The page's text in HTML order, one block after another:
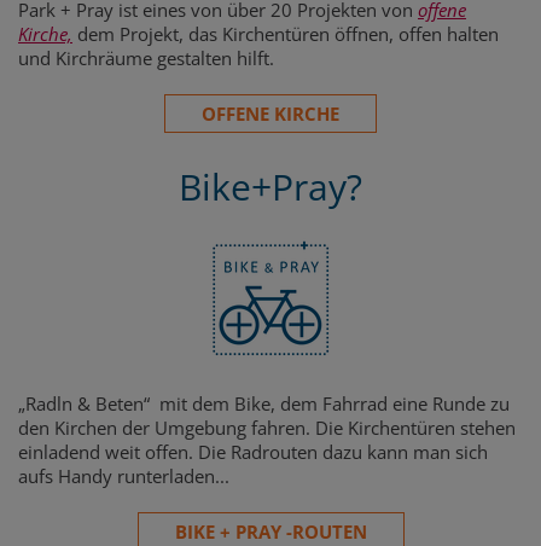
Park + Pray ist eines von über 20 Projekten von offene
Kirche, dem Projekt, das Kirchentüren öffnen, offen halten
und Kirchräume gestalten hilft.
OFFENE KIRCHE
Bike+Pray?
„Radln & Beten“ mit dem Bike, dem Fahrrad eine Runde zu
den Kirchen der Umgebung fahren. Die Kirchentüren stehen
einladend weit offen. Die Radrouten dazu kann man sich
aufs Handy runterladen...
BIKE + PRAY -ROUTEN